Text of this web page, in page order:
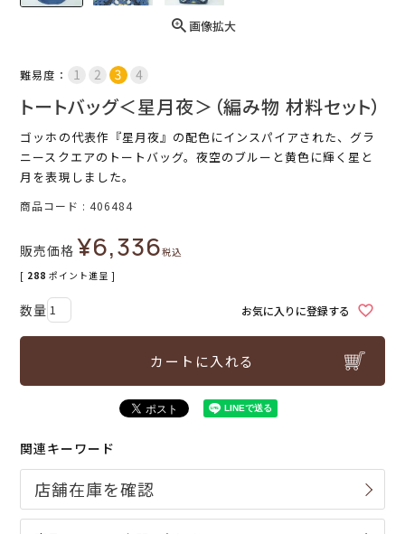
画像拡大
難易度：
トートバッグ＜星月夜＞（編み物 材料セット）
ゴッホの代表作『星月夜』の配色にインスパイアされた、グラ
ニースクエアのトートバッグ。夜空のブルーと黄色に輝く星と
月を表現しました。
商品コード 406484
販売価格 ¥6,336税込
[ 288 ポイント進呈 ]
お気に入りに登録する
カートに入れる
関連キーワード